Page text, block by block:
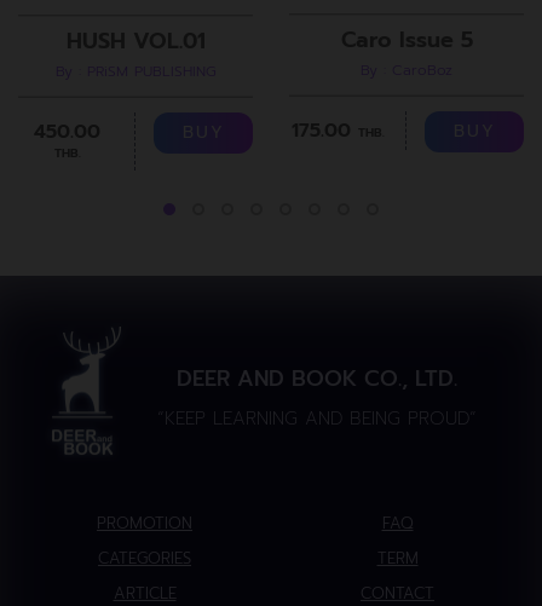
BUY BUY
DEER AND BOOK CO., LTD.
“KEEP LEARNING AND BEING PROUD”
PROMOTION
FAQ
CATEGORIES
TERM
ARTICLE
CONTACT